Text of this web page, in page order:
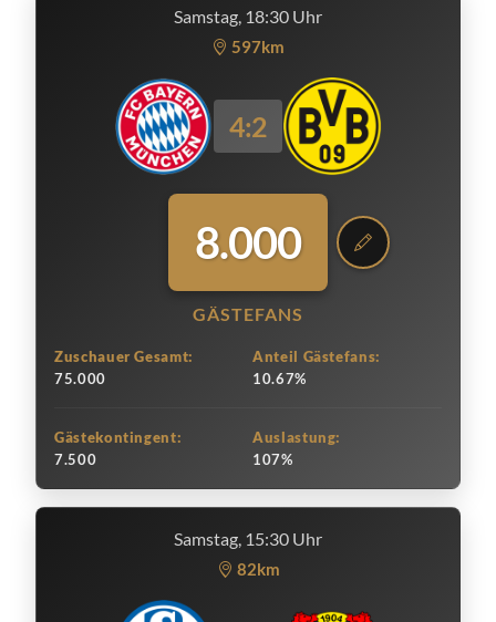
Samstag, 18:30 Uhr
597km
4:2
8.000
GÄSTEFANS
Zuschauer Gesamt:
75.000
Anteil Gästefans:
10.67%
Gästekontingent:
7.500
Auslastung:
107%
Samstag, 15:30 Uhr
82km